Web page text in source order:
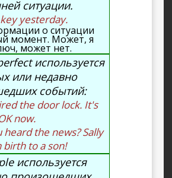
ситуации.
yesterday.
о ситуации
момент. Может, я
может нет.
используется
или недавно
событий:
the door lock. It's
now.
heard the news? Sally
birth to a son!
используется